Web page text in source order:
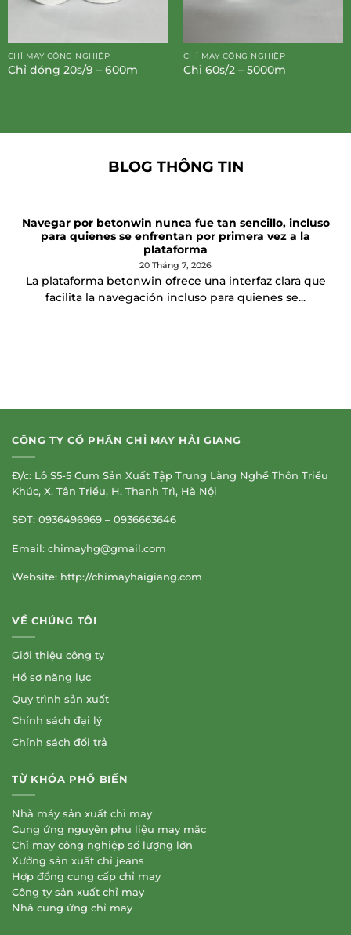
CHỈ MAY CÔNG NGHIỆP
Chỉ dóng 20s/9 – 600m
CHỈ MAY CÔNG NGHIỆP
Chỉ 60s/2 – 5000m
BLOG THÔNG TIN
Navegar por betonwin nunca fue tan sencillo, incluso
para quienes se enfrentan por primera vez a la
plataforma
20 Tháng 7, 2026
La plataforma betonwin ofrece una interfaz clara que
facilita la navegación incluso para quienes se...
CÔNG TY CỔ PHẦN CHỈ MAY HẢI GIANG
Đ/c: Lô S5-5 Cụm Sản Xuất Tập Trung Làng Nghề Thôn Triều
Khúc, X. Tân Triều, H. Thanh Trì, Hà Nội
SĐT: 0936496969 – 0936663646
Email: chimayhg@gmail.com
Website: http://chimayhaigiang.com
VỀ CHÚNG TÔI
Giới thiệu công ty
Hồ sơ năng lực
Quy trình sản xuất
Chính sách đại lý
Chính sách đổi trả
TỪ KHÓA PHỔ BIẾN
Nhà máy sản xuất chỉ may
Cung ứng nguyên phụ liệu may mặc
Chỉ may công nghiệp số lượng lớn
Xưởng sản xuất chỉ jeans
Hợp đồng cung cấp chỉ may
Công ty sản xuất chỉ may
Nhà cung ứng chỉ may